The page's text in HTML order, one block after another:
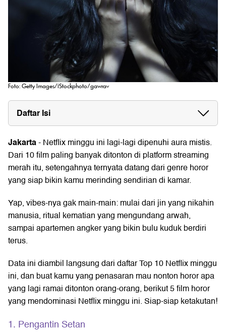
Foto: Getty Images/iStockphoto/gawrav
Daftar Isi
Jakarta- Netflix minggu ini lagi-lagi dipenuhi aura mistis.
Dari 10 film paling banyak ditonton di platform streaming
merah itu, setengahnya ternyata datang dari genre horor
yang siap bikin kamu merinding sendirian di kamar.
Yap, vibes-nya gak main-main: mulai dari jin yang nikahin
manusia, ritual kematian yang mengundang arwah,
sampai apartemen angker yang bikin bulu kuduk berdiri
terus.
Data ini diambil langsung dari daftar Top 10 Netflix minggu
ini, dan buat kamu yang penasaran mau nonton horor apa
yang lagi ramai ditonton orang-orang, berikut 5 film horor
yang mendominasi Netflix minggu ini. Siap-siap ketakutan!
1. Pengantin Setan